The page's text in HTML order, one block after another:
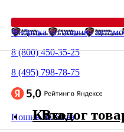
Фабрика по пошиву
8 (800) 450-35-25
8 (495) 798-78-75
Пошив на заказ
Каталог
Вход